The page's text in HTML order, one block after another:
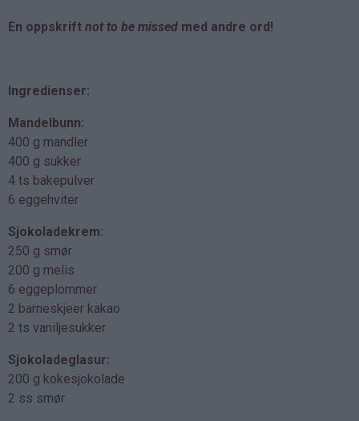
En oppskrift not to be missed med andre ord!
Ingredienser:
Mandelbunn:
400 g mandler
400 g sukker
4 ts bakepulver
6 eggehviter
Sjokoladekrem:
250 g smør
200 g melis
6 eggeplommer
2 barneskjeer kakao
2 ts vaniljesukker
Sjokoladeglasur:
200 g kokesjokolade
2 ss smør